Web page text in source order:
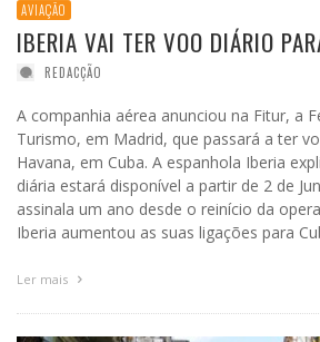
AVIAÇÃO
IBERIA VAI TER VOO DIÁRIO
REDACÇÃO
A companhia aérea anunciou na Fitur, a
Turismo, em Madrid, que passará a ter
Havana, em Cuba. A espanhola Iberia
diária estará disponível a partir de 2 de
assinala um ano desde o reinício da
Iberia aumentou as suas ligações para
Ler mais